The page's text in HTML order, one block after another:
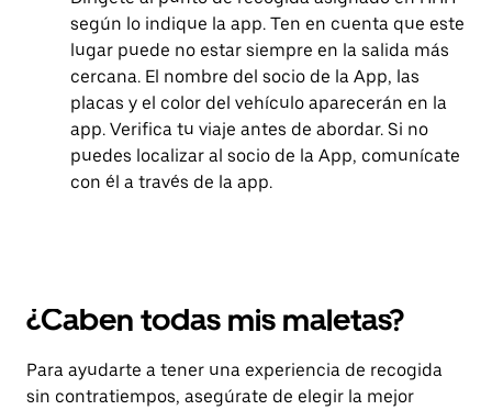
según lo indique la app. Ten en cuenta que este
lugar puede no estar siempre en la salida más
cercana. El nombre del socio de la App, las
placas y el color del vehículo aparecerán en la
app. Verifica tu viaje antes de abordar. Si no
puedes localizar al socio de la App, comunícate
con él a través de la app.
¿Caben todas mis maletas?
Para ayudarte a tener una experiencia de recogida
sin contratiempos, asegúrate de elegir la mejor